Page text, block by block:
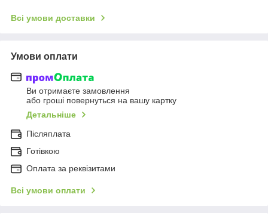
Всі умови доставки
Умови оплати
Ви отримаєте замовлення
або гроші повернуться на вашу картку
Детальніше
Післяплата
Готівкою
Оплата за реквізитами
Всі умови оплати